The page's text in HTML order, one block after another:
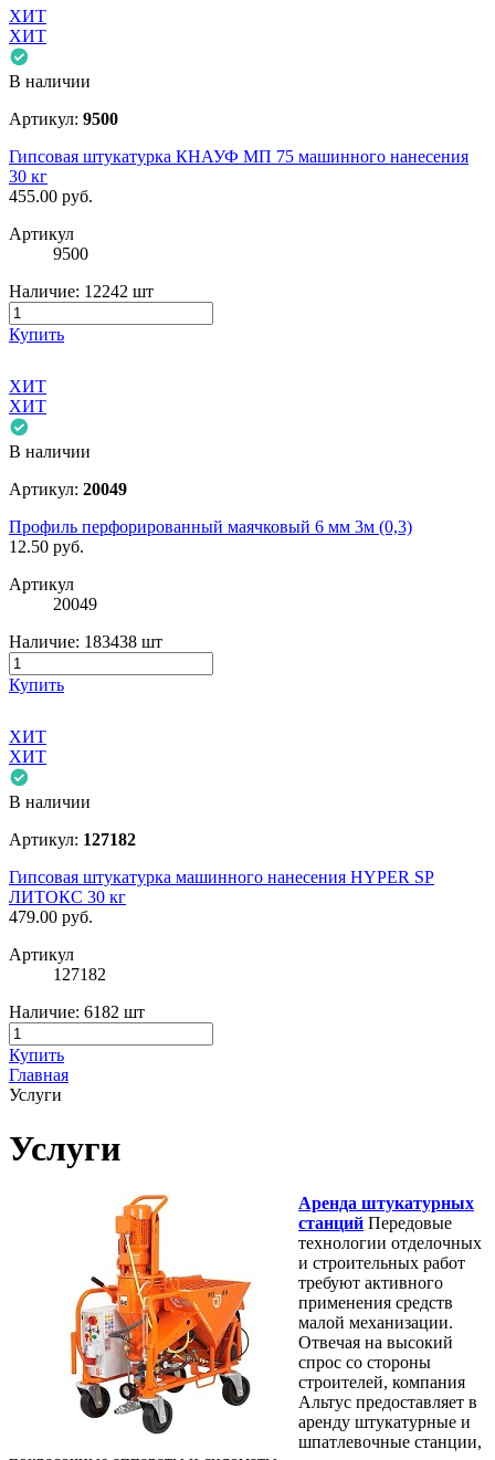
ХИТ
ХИТ
В наличии
Артикул: 9500
Гипсовая штукатурка КНАУФ МП 75 машинного нанесения
30 кг
455.00 руб.
Артикул
9500
Наличие: 12242 шт
Купить
ХИТ
ХИТ
В наличии
Артикул: 20049
Профиль перфорированный маячковый 6 мм 3м (0,3)
12.50 руб.
Артикул
20049
Наличие: 183438 шт
Купить
ХИТ
ХИТ
В наличии
Артикул: 127182
Гипсовая штукатурка машинного нанесения HYPER SP
ЛИТОКС 30 кг
479.00 руб.
Артикул
127182
Наличие: 6182 шт
Купить
Главная
Услуги
Услуги
Аренда штукатурных
станций Передовые
технологии отделочных
и строительных работ
требуют активного
применения средств
малой механизации.
Отвечая на высокий
спрос со стороны
строителей, компания
Альтус предоставляет в
аренду штукатурные и
шпатлевочные станции,